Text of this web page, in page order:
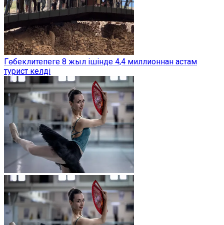
Гөбеклитепеге 8 жыл ішінде 4,4 миллионнан астам
турист келді